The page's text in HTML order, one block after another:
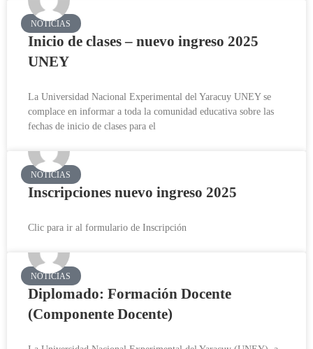
NOTICIAS
Inicio de clases – nuevo ingreso 2025
UNEY
La Universidad Nacional Experimental del Yaracuy UNEY se
complace en informar a toda la comunidad educativa sobre las
fechas de inicio de clases para el
NOTICIAS
Inscripciones nuevo ingreso 2025
Clic para ir al formulario de Inscripción
NOTICIAS
Diplomado: Formación Docente
(Componente Docente)